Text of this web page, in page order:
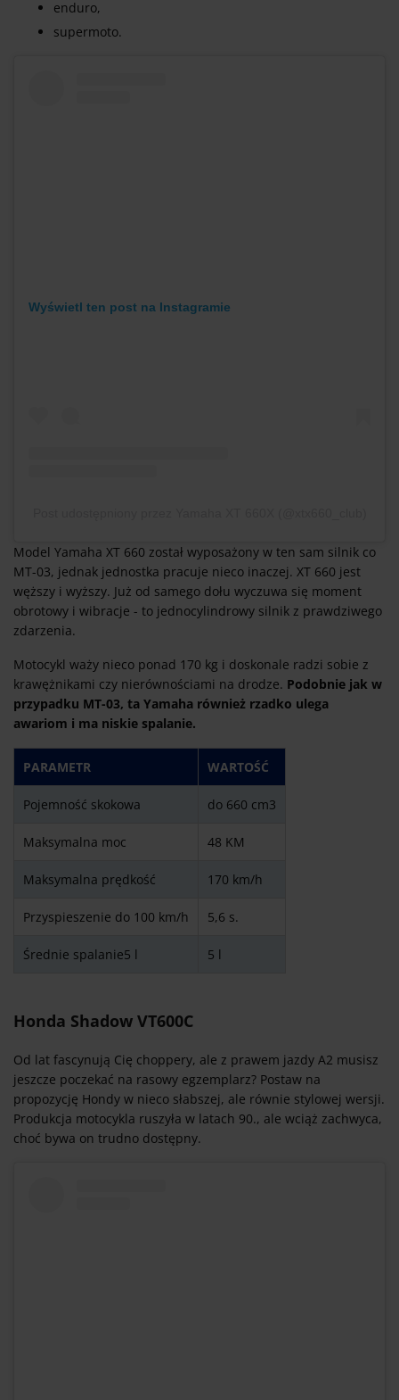
enduro,
supermoto.
Wyświetl ten post na Instagramie
Model Yamaha XT 660 został wyposażony w ten sam silnik co
MT-03, jednak jednostka pracuje nieco inaczej. XT 660 jest
węższy i wyższy. Już od samego dołu wyczuwa się moment
obrotowy i wibracje - to jednocylindrowy silnik z prawdziwego
zdarzenia.
Motocykl waży nieco ponad 170 kg i doskonale radzi sobie z
krawężnikami czy nierównościami na drodze. Podobnie jak w
przypadku MT-03, ta Yamaha również rzadko ulega
awariom i ma niskie spalanie.
PARAMETR WARTOŚĆ
Pojemność skokowa do 660 cm3
Maksymalna moc 48 KM
Maksymalna prędkość 170 km/h
Przyspieszenie do 100 km/h 5,6 s.
Średnie spalanie5 l 5 l
Honda Shadow VT600C
Od lat fascynują Cię choppery, ale z prawem jazdy A2 musisz
jeszcze poczekać na rasowy egzemplarz? Postaw na
propozycję Hondy w nieco słabszej, ale równie stylowej wersji.
Produkcja motocykla ruszyła w latach 90., ale wciąż zachwyca,
choć bywa on trudno dostępny.